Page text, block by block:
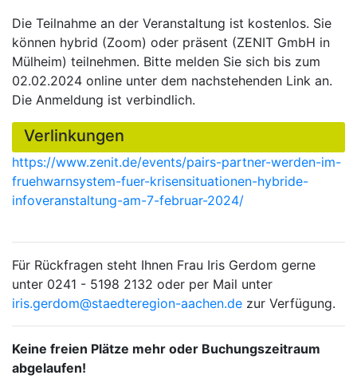
Die Teilnahme an der Veranstaltung ist kostenlos. Sie
können hybrid (Zoom) oder präsent (ZENIT GmbH in
Mülheim) teilnehmen. Bitte melden Sie sich bis zum
02.02.2024 online unter dem nachstehenden Link an.
Die Anmeldung ist verbindlich.
Verlinkungen
https://www.zenit.de/events/pairs-partner-werden-im-
fruehwarnsystem-fuer-krisensituationen-hybride-
infoveranstaltung-am-7-februar-2024/
Für Rückfragen steht Ihnen Frau Iris Gerdom gerne
unter 0241 - 5198 2132 oder per Mail unter
iris.gerdom@staedteregion-aachen.de zur Verfügung.
Keine freien Plätze mehr oder Buchungszeitraum
abgelaufen!